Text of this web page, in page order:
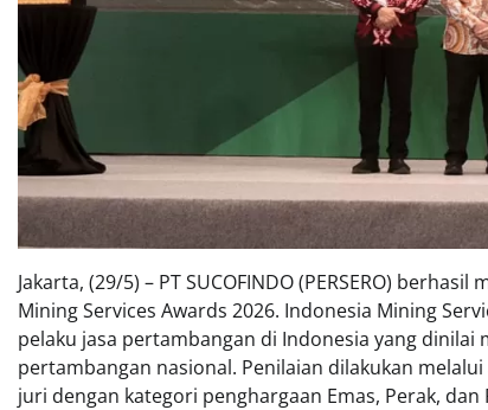
Jakarta, (29/5) – PT SUCOFINDO (PERSERO)
Mining Services Awards 2026. Indonesia Mining
pelaku jasa pertambangan di Indonesia yang
pertambangan nasional. Penilaian dilakukan
juri dengan kategori penghargaan Emas, Perak, dan